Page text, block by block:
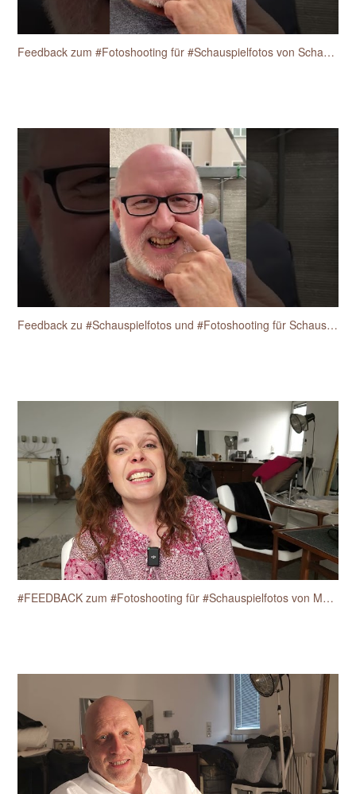
Feedback zum #Fotoshooting für #Schauspielfotos von Schauspieler Heiko Fischer
Feedback zu #Schauspielfotos und #Fotoshooting für Schauspieler vom Schauspieler Heiko Fischer
#FEEDBACK zum #Fotoshooting für #Schauspielfotos von Martine Anne Breisch am 17.4.2025.